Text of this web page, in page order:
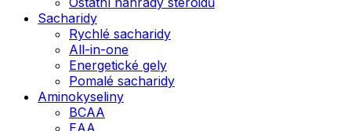
Sacharidy
Rychlé sacharidy
All-in-one
Energetické gely
Pomalé sacharidy
Aminokyseliny
BCAA
EAA